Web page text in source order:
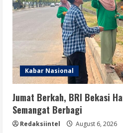
Kabar Nasional
Jumat Berkah, BRI Bekasi
Semangat Berbagi
Redaksiintel August 6, 2026